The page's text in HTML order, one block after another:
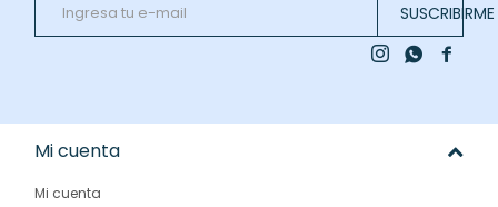
SUSCRIBIRME

 
Mi cuenta
Mi cuenta